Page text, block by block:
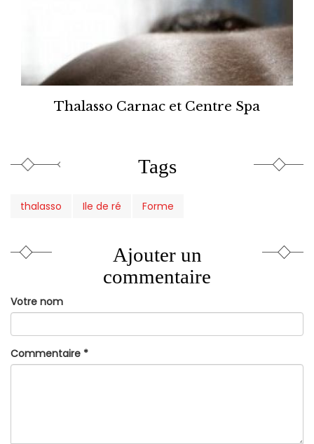
Thalasso Carnac et Centre Spa
Tags
thalasso Ile de ré Forme
Ajouter un
commentaire
Votre nom
Commentaire *